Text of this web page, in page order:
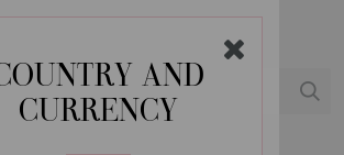
AND
CURRENCY